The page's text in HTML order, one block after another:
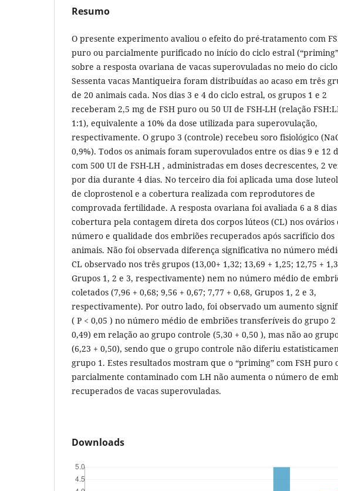
Resumo
O presente experimento avaliou o efeito do pré-tratamento com
puro ou parcialmente purificado no início do ciclo estral
sobre a resposta ovariana de vacas superovuladas no meio do
Sessenta vacas Mantiqueira foram distribuídas ao acaso em três
de 20 animais cada. Nos dias 3 e 4 do ciclo estral, os grupos 1 e 2
receberam 2,5 mg de FSH puro ou 50 UI de FSH-LH (relação
1:1), equivalente a 10% da dose utilizada para superovulação,
respectivamente. O grupo 3 (controle) recebeu soro fisiológico
0,9%). Todos os animais foram superovulados entre os dias 9 e 12
com 500 UI de FSH-LH , administradas em doses decrescentes, 2
por dia durante 4 dias. No terceiro dia foi aplicada uma dose
de cloprostenol e a cobertura realizada com reprodutores de
comprovada fertilidade. A resposta ovariana foi avaliada 6 a 8 dias
cobertura pela contagem direta dos corpos lúteos (CL) nos ovários
número e qualidade dos embriões recuperados após sacrifício dos
animais. Não foi observada diferença significativa no número
CL observado nos três grupos (13,00+ 1,32; 13,69 + 1,25; 12,75 +
Grupos 1, 2 e 3, respectivamente) nem no número médio de
coletados (7,96 + 0,68; 9,56 + 0,67; 7,77 + 0,68, Grupos 1, 2 e 3,
respectivamente). Por outro lado, foi observado um aumento
( P < 0,05 ) no número médio de embriões transferíveis do grupo 2
0,49) em relação ao grupo controle (5,30 + 0,50 ), mas não ao
(6,23 + 0,50), sendo que o grupo controle não diferiu
grupo 1. Estes resultados mostram que o “priming” com FSH puro
parcialmente contaminado com LH não aumenta o número de
recuperados de vacas superovuladas.
Downloads